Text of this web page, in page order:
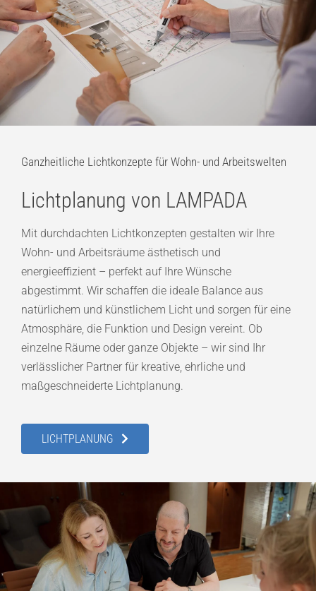
Ganzheitliche Lichtkonzepte für Wohn- und Arbeitswelten
Lichtplanung von LAMPADA
Mit durchdachten Lichtkonzepten gestalten wir Ihre
Wohn- und Arbeitsräume ästhetisch und
energieeffizient – perfekt auf Ihre Wünsche
abgestimmt. Wir schaffen die ideale Balance aus
natürlichem und künstlichem Licht und sorgen für eine
Atmosphäre, die Funktion und Design vereint. Ob
einzelne Räume oder ganze Objekte – wir sind Ihr
verlässlicher Partner für kreative, ehrliche und
maßgeschneiderte Lichtplanung.
LICHTPLANUNG